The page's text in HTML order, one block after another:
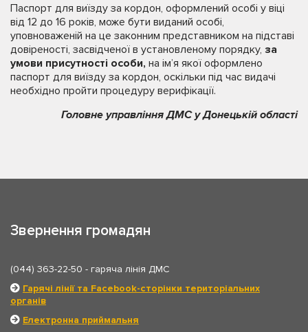
Паспорт для виїзду за кордон, оформлений особі у віці
від 12 до 16 років, може бути виданий особі,
уповноваженій на це законним представником на підставі
довіреності, засвідченої в установленому порядку, за
умови присутності особи, на ім’я якої оформлено
паспорт для виїзду за кордон, оскільки під час видачі
необхідно пройти процедуру верифікації.
Головне управління ДМС у Донецькій області
Звернення громадян
(044) 363-22-50 - гаряча лінія ДМС
Гарячі лінії та Facebook-сторінки територіальних
органів
Електронна приймальня